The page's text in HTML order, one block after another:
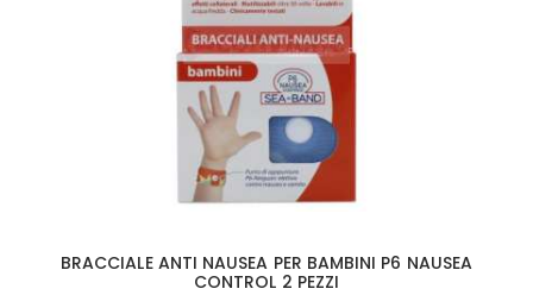
BRACCIALE ANTI NAUSEA PER BAMBINI P6 NAUSEA
CONTROL 2 PEZZI